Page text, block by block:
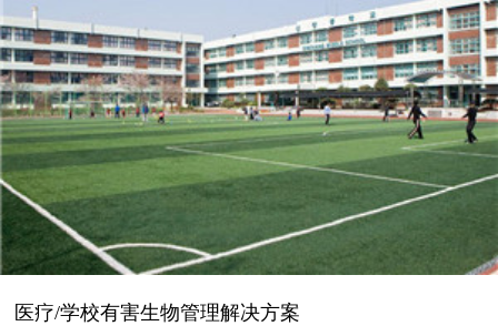
医疗/学校有害生物管理解决方案